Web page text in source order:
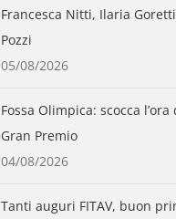
Francesca Nitti, Ilaria
Pozzi
05/08/2026
Fossa Olimpica: scocca
Gran Premio
04/08/2026
Tanti auguri FITAV, buon